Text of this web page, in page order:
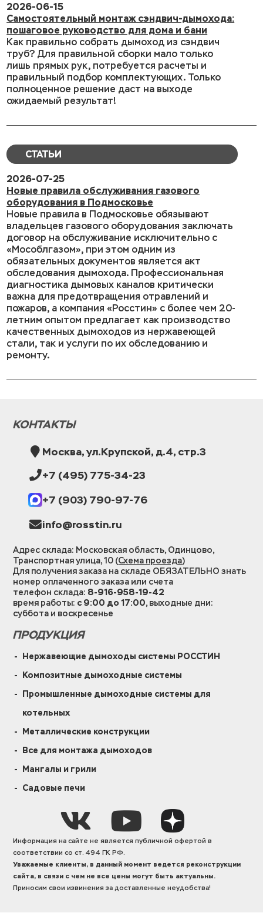
2026-06-15
Самостоятельный монтаж сэндвич-дымохода:
пошаговое руководство для дома и бани
Как правильно собрать дымоход из сэндвич
труб? Для правильной сборки мало только
лишь прямых рук, потребуется расчеты и
правильный подбор комплектующих. Только
полноценное решение даст на выходе
ожидаемый результат!
СТАТЬИ
2026-07-25
Новые правила обслуживания газового
оборудования в Подмосковье
Новые правила в Подмосковье обязывают
владельцев газового оборудования заключать
договор на обслуживание исключительно с
«Мособлгазом», при этом одним из
обязательных документов является акт
обследования дымохода. Профессиональная
диагностика дымовых каналов критически
важна для предотвращения отравлений и
пожаров, а компания «Росстин» с более чем 20-
летним опытом предлагает как производство
качественных дымоходов из нержавеющей
стали, так и услуги по их обследованию и
ремонту.
КОНТАКТЫ
Москва, ул.Крупской, д.4, стр.3
+7 (495) 775-34-23
+7 (903) 790-97-76
info@rosstin.ru
Адрес склада: Московская область, Одинцово,
Транспортная улица, 10 (Схема проезда)
Для получения заказа на складе ОБЯЗАТЕЛЬНО знать
номер оплаченного заказа или счета
телефон склада: 8-916-958-19-42
время работы: с 9:00 до 17:00, выходные дни:
суббота и воскресенье
ПРОДУКЦИЯ
Нержавеющие дымоходы системы РОССТИН
Композитные дымоходные системы
Промышленные дымоходные системы для
котельных
Металлические конструкции
Все для монтажа дымоходов
Мангалы и грили
Садовые печи
Информация на сайте не является публичной офертой в
соответствии со ст. 494 ГК РФ.
Уважаемые клиенты, в данный момент ведется реконструкции
сайта, в связи с чем не все цены могут быть актуальны.
Приносим свои извинения за доставленные неудобства!